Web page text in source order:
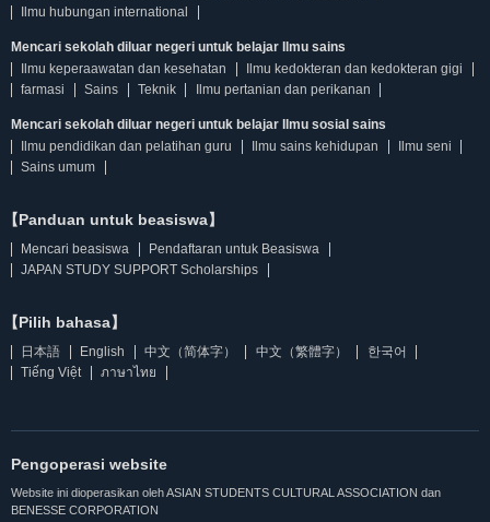
Ilmu hubungan international
Mencari sekolah diluar negeri untuk belajar Ilmu sains
Ilmu keperaawatan dan kesehatan
Ilmu kedokteran dan kedokteran gigi
farmasi
Sains Teknik Ilmu pertanian dan perikanan
Mencari sekolah diluar negeri untuk belajar Ilmu sosial sains
Ilmu pendidikan dan pelatihan guru
Ilmu sains kehidupan
Ilmu seni
Sains umum
【Panduan untuk beasiswa】
Mencari beasiswa
Pendaftaran untuk Beasiswa
JAPAN STUDY SUPPORT Scholarships
【Pilih bahasa】
日本語 English 中文（简体字） 中文（繁體字）
한국어
Tiếng Việt
ภาษาไทย
Pengoperasi website
Website ini dioperasikan oleh ASIAN STUDENTS CULTURAL ASSOCIATION dan
BENESSE CORPORATION